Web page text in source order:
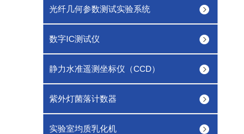
光纤几何参数测试实验系统
数字IC测试仪
静力水准遥测坐标仪（CCD）
紫外灯菌落计数器
实验室均质乳化机